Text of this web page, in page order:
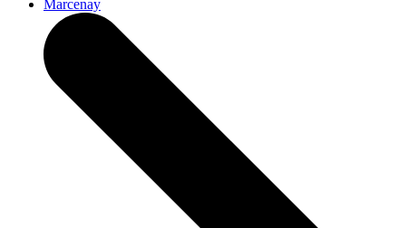
Marcenay